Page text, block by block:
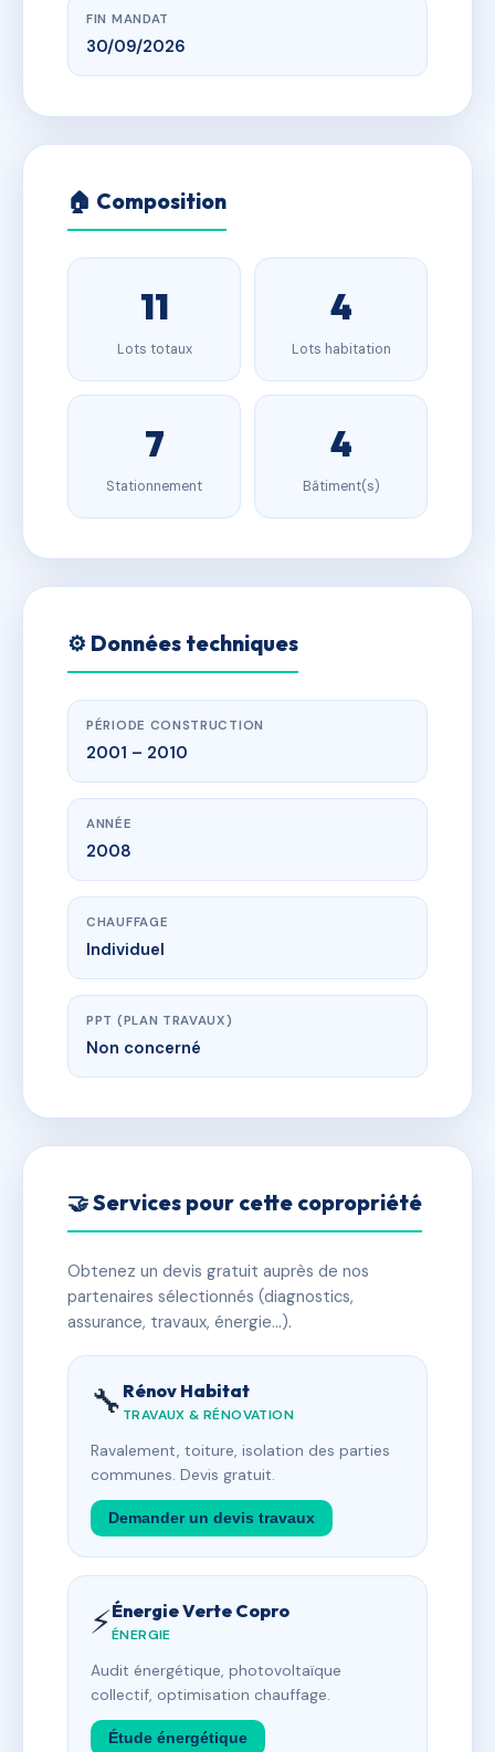
FIN MANDAT
30/09/2026
🏠 Composition
11
Lots totaux
4
Lots habitation
7
Stationnement
4
Bâtiment(s)
⚙️ Données techniques
PÉRIODE CONSTRUCTION
2001 – 2010
ANNÉE
2008
CHAUFFAGE
Individuel
PPT (PLAN TRAVAUX)
Non concerné
🤝 Services pour cette copropriété
Obtenez un devis gratuit auprès de nos
partenaires sélectionnés (diagnostics,
assurance, travaux, énergie…).
🔧 Rénov Habitat
TRAVAUX & RÉNOVATION
Ravalement, toiture, isolation des parties
communes. Devis gratuit.
Demander un devis travaux
⚡Énergie Verte Copro
ÉNERGIE
Audit énergétique, photovoltaïque
collectif, optimisation chauffage.
Étude énergétique